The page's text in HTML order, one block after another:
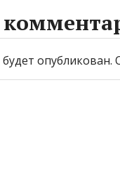
опубликован.